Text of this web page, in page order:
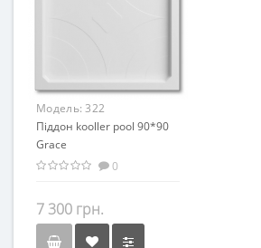
Модель:322
Піддон kooller pool 90*90
Grace
0
7 300 грн.